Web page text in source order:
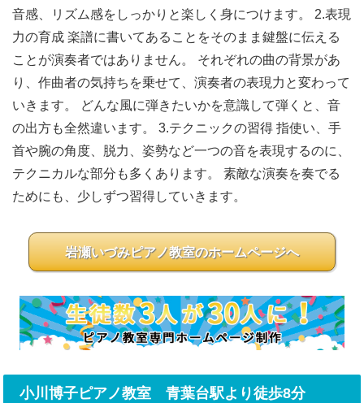
音感、リズム感をしっかりと楽しく身につけます。 2.表現
力の育成 楽譜に書いてあることをそのまま鍵盤に伝える
ことが演奏者ではありません。 それぞれの曲の背景があ
り、作曲者の気持ちを乗せて、演奏者の表現力と変わって
いきます。 どんな風に弾きたいかを意識して弾くと、音
の出方も全然違います。 3.テクニックの習得 指使い、手
首や腕の角度、脱力、姿勢など一つの音を表現するのに、
テクニカルな部分も多くあります。 素敵な演奏を奏でる
ためにも、少しずつ習得していきます。
岩瀬いづみピアノ教室のホームページへ
小川博子ピアノ教室 青葉台駅より徒歩8分